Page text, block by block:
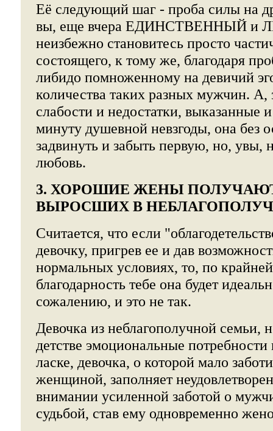
Её следующий шаг - проба силы на
вы, еще вчера ЕДИНСТВЕННЫЙ
неизбежно становитесь просто
состоящего, к тому же, благодаря
либидо помноженному на девичий
количества таких разных мужчин. А,
слабости и недостатки, выказанные
минуту душевной невзгоды, она без
задвинуть и забыть первую, но,
любовь.
3. ХОРОШИЕ ЖЕНЫ
ВЫРОСШИХ В
Считается, что если
девочку, пригрев ее и дав
нормальных условиях, то, по
благодарность тебе она будет
сожалению, и это не так.
Девочка из неблагополучной семьи,
детстве эмоциональные
ласке, девочка, о которой мало
женщиной, заполняет
внимании усиленной заботой о
судьбой, став ему одновременно